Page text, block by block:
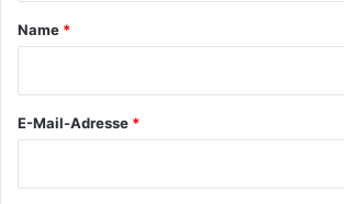
a
Name *
E-Mail-Adresse *